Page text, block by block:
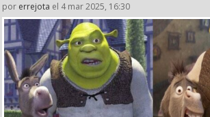
por errejota el 4 mar 2025, 16:30